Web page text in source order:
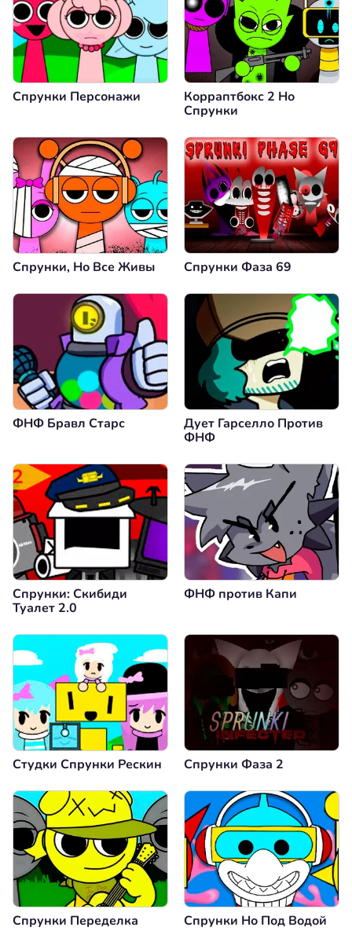
Спрунки Персонажи
Корраптбокс 2 Но
Спрунки
Спрунки, Но Все Живы Спрунки Фаза 69
ФНФ Бравл Старс
Дует Гарселло Против
ФНФ
Спрунки: Скибиди
Туалет 2.0
ФНФ против Капи
Студки Спрунки Рескин Спрунки Фаза 2
Спрунки Переделка Спрунки Но Под Водой